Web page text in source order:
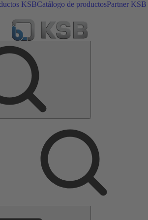
KSBCatálogo de productosPartner KSB